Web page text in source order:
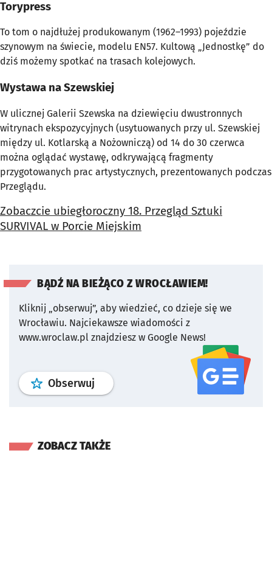
Torypress
To tom o najdłużej produkowanym (1962–1993) pojeździe
szynowym na świecie, modelu EN57. Kultową „Jednostkę” do
dziś możemy spotkać na trasach kolejowych.
Wystawa na Szewskiej
W ulicznej Galerii Szewska na dziewięciu dwustronnych
witrynach ekspozycyjnych (usytuowanych przy ul. Szewskiej
między ul. Kotlarską a Nożowniczą) od 14 do 30 czerwca
można oglądać wystawę, odkrywającą fragmenty
przygotowanych prac artystycznych, prezentowanych podczas
Przeglądu.
Zobaczcie ubiegłoroczny 18. Przegląd Sztuki
SURVIVAL w Porcie Miejskim
BĄDŹ NA BIEŻĄCO Z WROCŁAWIEM!
Kliknij „obserwuj”, aby wiedzieć, co dzieje się we
Wrocławiu. Najciekawsze wiadomości z
www.wroclaw.pl znajdziesz w Google News!
Obserwuj profil serwisu
ZOBACZ TAKŻE